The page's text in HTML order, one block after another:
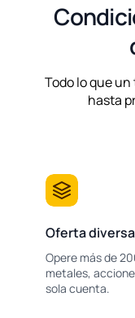
Todo lo que
hasta
Oferta
Opere más de
metales,
sola cuenta.